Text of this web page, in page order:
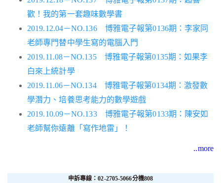
歡！我的第一套趣味數學書
2019.12.04－NO.136 博雅電子報第0136期：李家同
老師專門替中學生寫的電腦入門
2019.11.08－NO.135 博雅電子報第0135期：如果李
白來上統計學
2019.11.06－NO.134 博雅電子報第0134期：激發數
學潛力、培養思考能力的數學遊戲
2019.10.09－NO.133 博雅電子報第0133期：陳安如
老師幫你遠離「寫作地雷」！
..more
申訴專線：02-2705-5066分機808